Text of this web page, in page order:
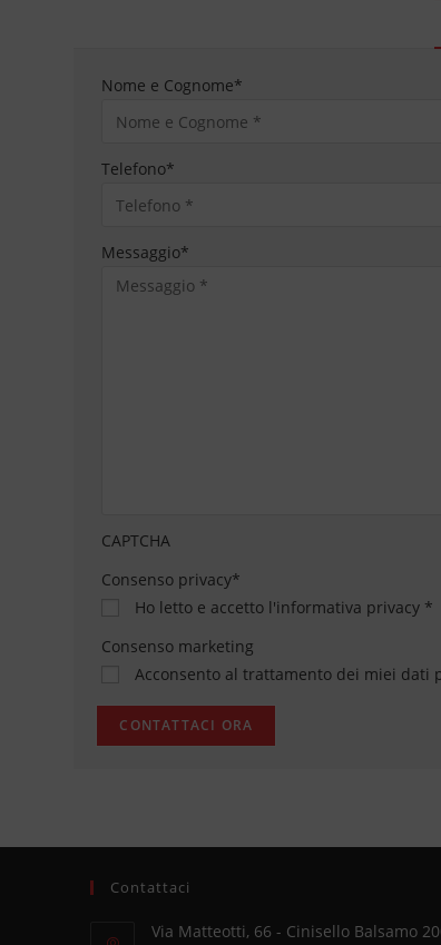
Nome e Cognome*
Telefono*
Messaggio*
CAPTCHA
Consenso privacy*
Ho letto e accetto l'informativa privacy *
Consenso marketing
Acconsento al trattamento dei miei dati
Contattaci
Via Matteotti, 66 - Cinisello Balsamo